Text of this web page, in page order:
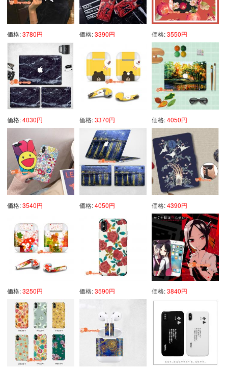
価格:3780円 価格:3390円 価格:3550円
価格:4030円 価格:3370円 価格:4050円
価格:3540円 価格:4050円 価格:4390円
価格:3250円 価格:3590円 価格:3840円